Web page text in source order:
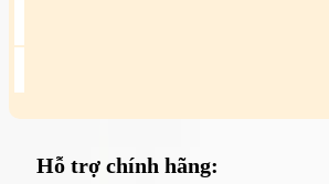
Hỗ trợ chính hãng: